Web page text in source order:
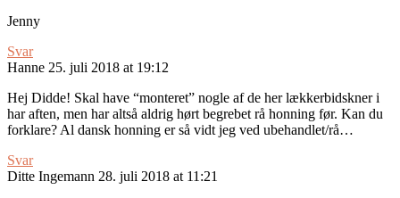
Jenny
Svar
Hanne 25. juli 2018 at 19:12
Hej Didde! Skal have “monteret” nogle af de her lækkerbidskner i
har aften, men har altså aldrig hørt begrebet rå honning før. Kan du
forklare? Al dansk honning er så vidt jeg ved ubehandlet/rå…
Svar
Ditte Ingemann 28. juli 2018 at 11:21